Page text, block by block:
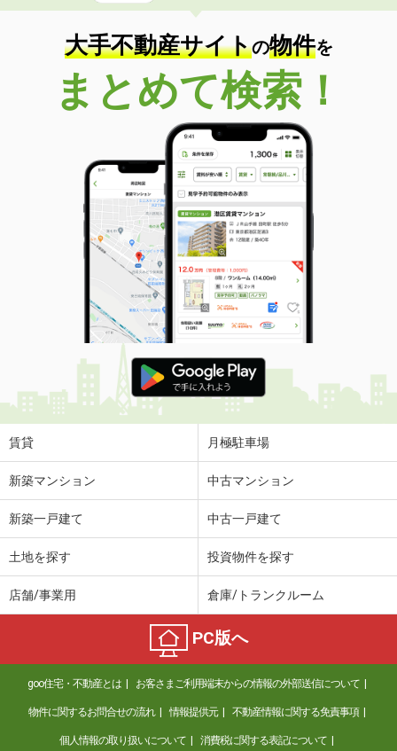
大手不動産サイトの物件を
まとめて検索！
賃貸 月極駐車場
新築マンション 中古マンション
新築一戸建て 中古一戸建て
土地を探す 投資物件を探す
店舗/事業用 倉庫/トランクルーム
PC版へ
goo住宅・不動産とは お客さまご利用端末からの情報の外部送信について
物件に関するお問合せの流れ 情報提供元 不動産情報に関する免責事項
個人情報の取り扱いについて 消費税に関する表記について